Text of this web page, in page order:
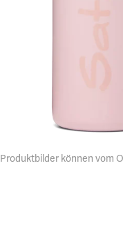
Produktbilder können vom